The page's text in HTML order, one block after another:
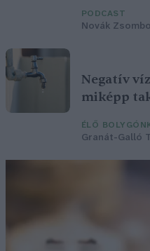
PODCAST
Novák
Negatív
miképp
ÉLŐ
Granát-Galló